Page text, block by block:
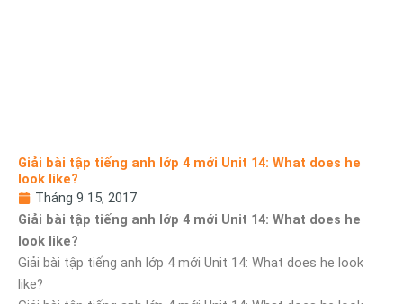
Giải bài tập tiếng anh lớp 4 mới Unit 14: What does he
look like?
Tháng 9 15, 2017
Giải bài tập tiếng anh lớp 4 mới Unit 14: What does he
look like?
Giải bài tập tiếng anh lớp 4 mới Unit 14: What does he look
like?